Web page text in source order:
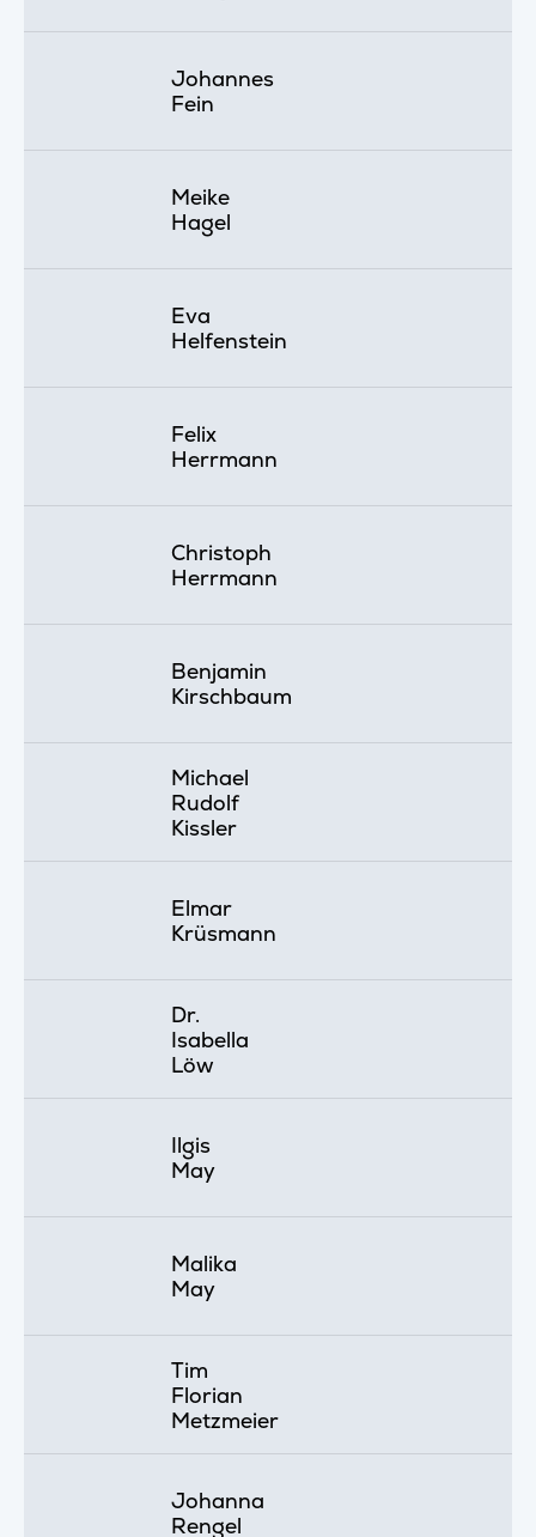
Johannes
Fein
Meike
Hagel
Eva
Helfenstein
Felix
Herrmann
Christoph
Herrmann
Benjamin
Kirschbaum
Michael
Rudolf
Kissler
Elmar
Krüsmann
Dr.
Isabella
Löw
Ilgis
May
Malika
May
Tim
Florian
Metzmeier
Johanna
Rengel